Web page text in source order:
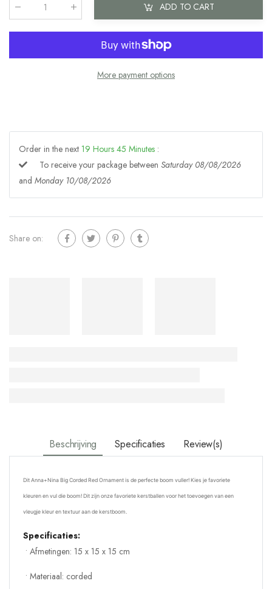
ADD TO CART
More payment options
Order in the next 19 Hours 45 Minutes :
To receive your package between Saturday 08/08/2026
and Monday 10/08/2026
Share on:
Beschrijving Specificaties Review(s)
Dit Anna+Nina Big Corded Red Ornament is de perfecte boom vuller! Kies je favoriete
kleuren en vul die boom! Dit zijn onze favoriete kerstballen voor het toevoegen van een
vleugje kleur en textuur aan de kerstboom.
Specificaties:
• Afmetingen: 15 x 15 x 15 cm
• Materiaal: corded